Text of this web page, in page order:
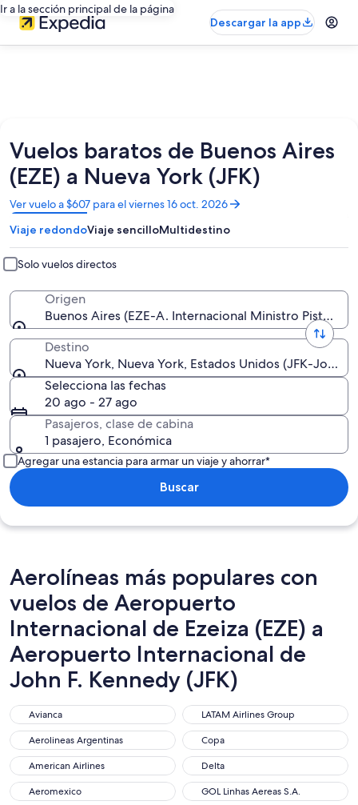
Ir a la sección principal de la página
Descargar la app
Vuelos baratos de Buenos Aires
(EZE) a Nueva York (JFK)
Ver vuelo a $607 para el viernes 16 oct. 2026
Se
abrirá
en
una
nueva
ventana
Viaje redondoViaje sencilloMultidestino
Solo vuelos directos
Origen
Buenos Aires (EZE-A. Internacional Ministro Pistarini)
Destino
Nueva York, Nueva York, Estados Unidos (JFK-John
Selecciona las fechas
20 ago - 27 ago
Pasajeros, clase de cabina
1 pasajero, Económica
Agregar una estancia para armar un viaje y ahorrar*
Buscar
Aerolíneas más populares con
vuelos de Aeropuerto
Internacional de Ezeiza (EZE) a
Aeropuerto Internacional de
John F. Kennedy (JFK)
Avianca
Avianca LATAM Airlines Group
LATAM Airlines Group
Aerolineas Argentinas
Aerolineas Argentinas Copa
Copa
American Airlines
American Airlines Delta
Delta
Aeromexico
Aeromexico GOL Linhas Aereas S.A.
GOL Linhas Aereas S.A.